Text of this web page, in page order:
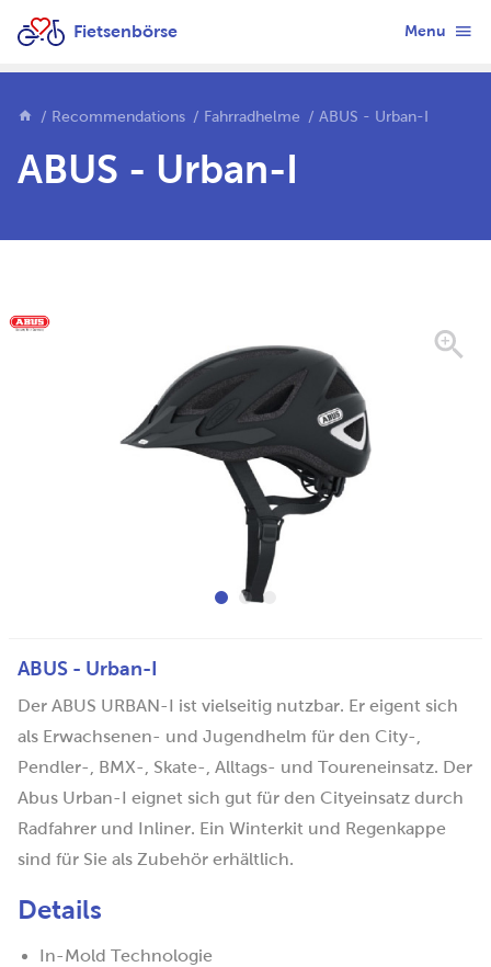
Fietsenbörse Menu
Recommendations Fahrradhelme ABUS - Urban-I
ABUS - Urban-I
ABUS - Urban-I
Der ABUS URBAN-I ist vielseitig nutzbar. Er eigent sich
als Erwachsenen- und Jugendhelm für den City-,
Pendler-, BMX-, Skate-, Alltags- und Toureneinsatz. Der
Abus Urban-I eignet sich gut für den Cityeinsatz durch
Radfahrer und Inliner. Ein Winterkit und Regenkappe
sind für Sie als Zubehör erhältlich.
Details
In-Mold Technologie